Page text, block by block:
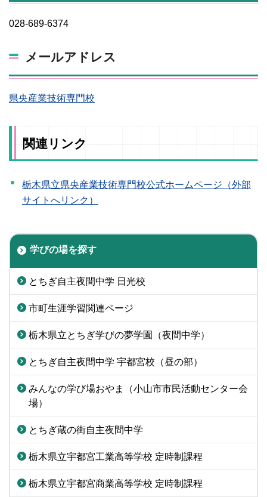
028-689-6374
メールアドレス
県央産業技術専門校
関連リンク
栃木県立県央産業技術専門校公式ホームページ（外部
サイトへリンク）
学びの場を探す
とちぎ自主夜間中学 日光校
市町生涯学習関連ページ
栃木県立とちぎ学びの夢学園（夜間中学）
とちぎ自主夜間中学 宇都宮校（昼の部）
みんなの学び場おやま（小山市市民活動センター会
場）
とちぎ蔵の街自主夜間中学
栃木県立宇都宮工業高等学校 定時制課程
栃木県立宇都宮商業高等学校 定時制課程